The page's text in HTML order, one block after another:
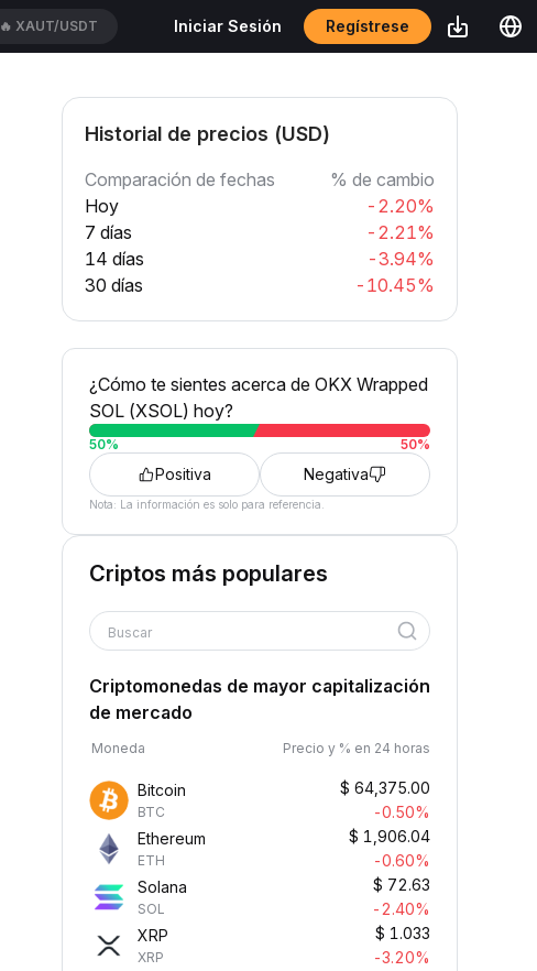
🔥 XAUT/USDT Iniciar Sesión Regístrese
Historial de precios (USD)
Comparación de fechas
% de cambio
Hoy
-2.20%
7 días
-2.21%
14 días
-3.94%
30 días
-10.45%
¿Cómo te sientes acerca de OKX Wrapped
SOL (XSOL) hoy?
50% 50%
Positiva Negativa
Nota: La información es solo para referencia.
Criptos más populares
Buscar
Criptomonedas de mayor capitalización
de mercado
Moneda Precio y % en 24 horas
Bitcoin
BTC
$ 64,375.00
-0.50%
Ethereum
ETH
$ 1,906.04
-0.60%
Solana
SOL
$ 72.63
-2.40%
XRP
XRP
$ 1.033
-3.20%